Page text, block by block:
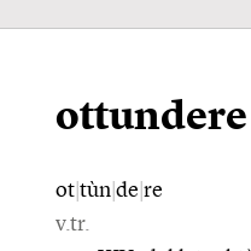
ottundere
ot tùn de re
v.tr.